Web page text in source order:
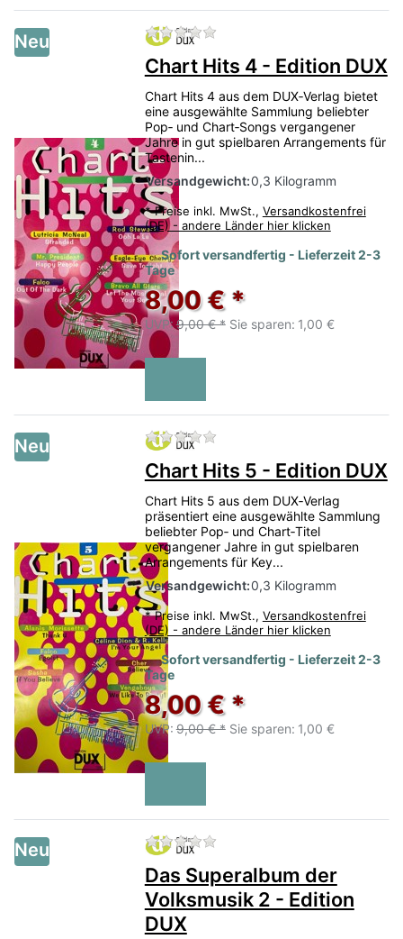
Neu Zu diesem Produkt liegen
Chart Hits 4 - Edition DUX
Chart Hits 4 aus dem DUX‑Verlag bietet
eine ausgewählte Sammlung beliebter
Pop‑ und Chart‑Songs vergangener
Jahre in gut spielbaren Arrangements für
Tastenin...
Versandgewicht:0,3 Kilogramm
* Preise inkl. MwSt., Versandkostenfrei
(DE) - andere Länder hier klicken
Sofort versandfertig - Lieferzeit 2-3
Tage
8,00 € *
UVP:9,00 € * Sie sparen: 1,00 €
Neu Zu diesem Produkt liegen
Chart Hits 5 - Edition DUX
Chart Hits 5 aus dem DUX‑Verlag
präsentiert eine ausgewählte Sammlung
beliebter Pop‑ und Chart‑Titel
vergangener Jahre in gut spielbaren
Arrangements für Key...
Versandgewicht:0,3 Kilogramm
* Preise inkl. MwSt., Versandkostenfrei
(DE) - andere Länder hier klicken
Sofort versandfertig - Lieferzeit 2-3
Tage
8,00 € *
UVP: 9,00 € * Sie sparen: 1,00 €
Neu Zu diesem Produkt liegen
Das Superalbum der
Volksmusik 2 - Edition
DUX